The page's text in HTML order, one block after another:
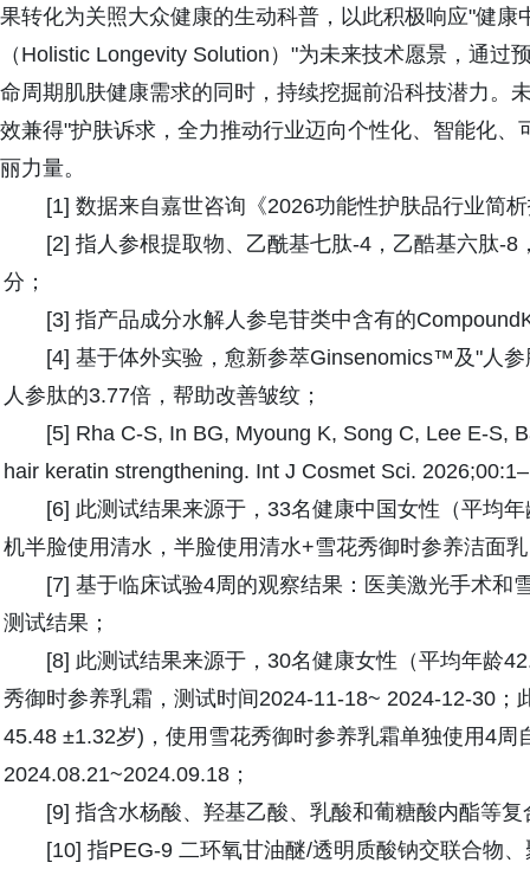
果转化为关照大众健康的生动科普，以此积极响应"健
（Holistic Longevity Solution）"为未来技术愿景，通
命周期肌肤健康需求的同时，持续挖掘前沿科技潜力。
效兼得"护肤诉求，全力推动行业迈向个性化、智能化
丽力量。
[1] 数据来自嘉世咨询《2026功能性护肤品行业简
[2] 指人参根提取物、乙酰基七肽-4，乙酷基六肽-
分；
[3] 指产品成分水解人参皂苷类中含有的
[4] 基于体外实验，愈新参萃Ginsenomics™及"人
人参肽的3.77倍，帮助改善皱纹；
[5] Rha C-S, In BG, Myoung K, Song C, Lee E-S,
hair keratin strengthening. Int J Cosmet Sci.
[6] 此测试结果来源于，33名健康中国女性（平均
机半脸使用清水，半脸使用清水+雪花秀御时参养洁面
[7] 基于临床试验4周的观察结果：医美激光手术和
测试结果；
[8] 此测试结果来源于，30名健康女性（平均年龄
秀御时参养乳霜，测试时间2024-11-18~ 2024-12-30
45.48 ±1.32岁)，使用雪花秀御时参养乳霜单独使用4周
2024.08.21~2024.09.18；
[9] 指含水杨酸、羟基乙酸、乳酸和葡糖酸内酯等复
[10] 指PEG-9 二环氧甘油醚/透明质酸钠交联合物